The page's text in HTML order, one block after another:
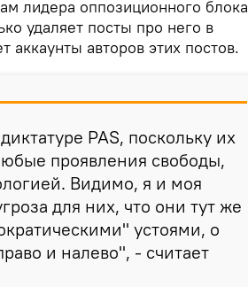
лидера оппозиционного блока
удаляет посты про него в
авторов этих постов.
PAS, поскольку их
проявления свободы,
Видимо, я и моя
для них, что они тут же
устоями, о
и налево", - считает